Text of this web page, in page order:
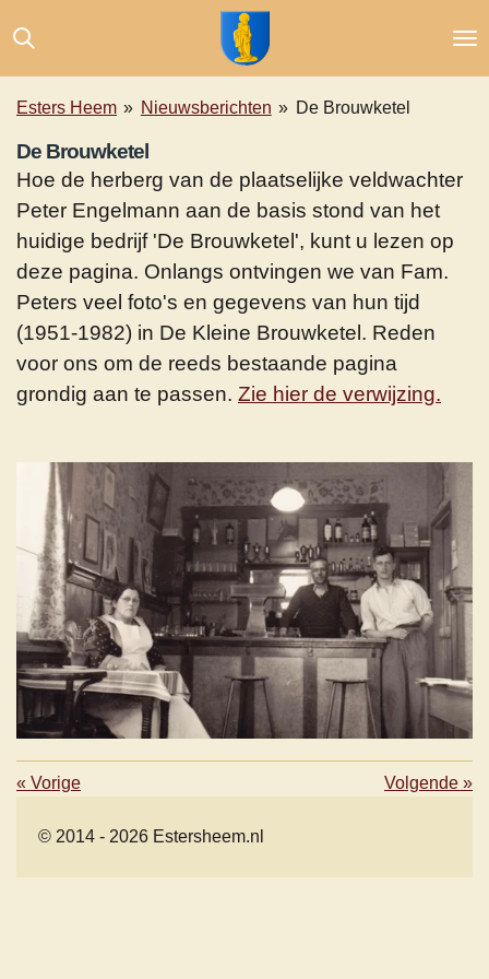
direct
naar
de
Esters Heem » Nieuwsberichten » De Brouwketel
De Brouwketel
Hoe de herberg van de plaatselijke veldwachter
Peter Engelmann aan de basis stond van het
huidige bedrijf 'De Brouwketel', kunt u lezen op
deze pagina. Onlangs ontvingen we van Fam.
Peters veel foto's en gegevens van hun tijd
(1951-1982) in De Kleine Brouwketel. Reden
voor ons om de reeds bestaande pagina
grondig aan te passen. Zie hier de verwijzing.
« Vorige Volgende »
© 2014 - 2026 Estersheem.nl